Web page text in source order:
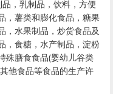
，乳制品，饮料，方便
，薯类和膨化食品，糖果
，水果制品，炒货食品及
，食糖，水产制品，淀粉
殊膳食食品(婴幼儿谷类
他食品等食品的生产许